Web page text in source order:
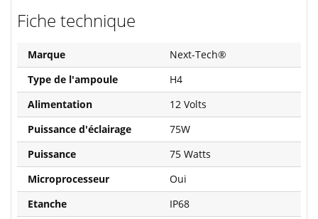
Fiche technique
Marque
Next-Tech®
Type de l'ampoule
H4
Alimentation
12 Volts
Puissance d'éclairage
75W
Puissance
75 Watts
Microprocesseur
Oui
Etanche
IP68